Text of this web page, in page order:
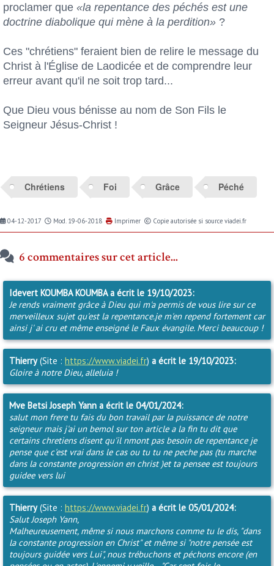
proclamer que «la repentance des péchés est une
doctrine diabolique qui mène à la perdition» ?
Ces "chrétiens" feraient bien de relire le message du
Christ à l'Église de Laodicée et de comprendre leur
erreur avant qu'il ne soit trop tard...
Que Dieu vous bénisse au nom de Son Fils le
Seigneur Jésus-Christ !
Chrétiens Foi Grâce Péché
04-12-2017 Mod. 19-06-2018 Imprimer Copie autorisée si source viadei.fr
6 commentaires sur cet article...
Idevert KOUMBA KOUMBAa écrit le 19/10/2023:
Je rends vraiment grâce à Dieu qui m'a permis de vous lire sur ce
merveilleux sujet qu'est la repentance.je m'en repend fortement car
ainsi j' ai cru et même enseigné le Faux évangile. Merci beaucoup !
Thierry (Site : https://www.viadei.fr) a écrit le 19/10/2023:
Gloire à notre Dieu, alleluia !
Mve Betsi Joseph Yann a écrit le 04/01/2024:
salut mon frere tu fais du bon travail par la puissance de notre
seigneur mais j'ai un bemol sur ton article a la fin tu dit que
certains chretiens disent qu'il nmont pas besoin de repentance je
pense que c'est vrai dans le cas ou tu tu ne peche pas (tu marche
dans la constante progression en christ )et ta pensee est toujours
guidee vers lui
Thierry (Site : https://www.viadei.fr) a écrit le 05/01/2024:
Salut Joseph Yann,
Malheureusement, même si nous marchons comme tu le dis, "dans
la constante progression en Christ" et même si "notre pensée est
toujours guidée vers Lui", nous trébuchons et péchons encore (en